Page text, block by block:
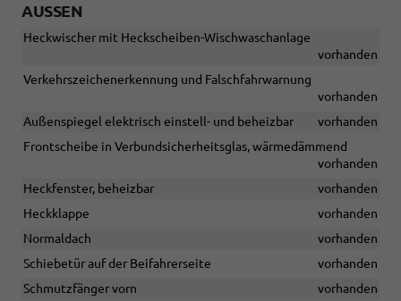
AUSSEN
Heckwischer mit Heckscheiben-Wischwaschanlage
vorhanden
Verkehrszeichenerkennung und Falschfahrwarnung
vorhanden
Außenspiegel elektrisch einstell- und beheizbar
vorhanden
Frontscheibe in Verbundsicherheitsglas, wärmedämmend
vorhanden
Heckfenster, beheizbar
vorhanden
Heckklappe
vorhanden
Normaldach
vorhanden
Schiebetür auf der Beifahrerseite
vorhanden
Schmutzfänger vorn
vorhanden